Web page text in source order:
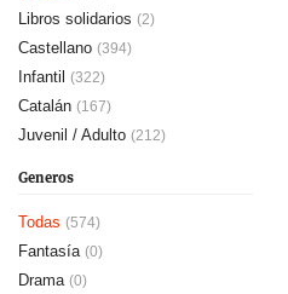
Libros solidarios (2)
Castellano (394)
Infantil (322)
Catalán (167)
Juvenil / Adulto (212)
Generos
Todas (574)
Fantasía (0)
Drama (0)